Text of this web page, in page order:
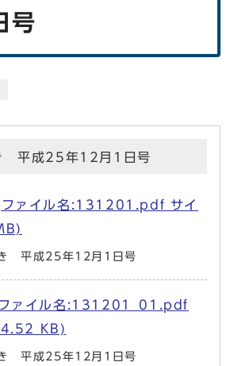
号
平成25年12月1日号
ファイル名:131201.pdf サイ
平成25年12月1日号
ァイル名:131201_01.pdf
KB)
平成25年12月1日号